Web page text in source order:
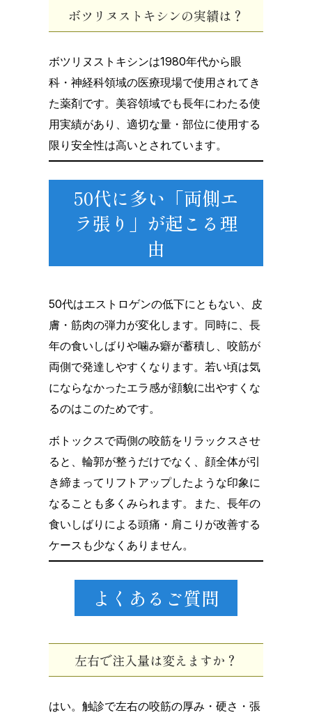
ボツリヌストキシンの実績は？
ボツリヌストキシンは1980年代から眼
科・神経科領域の医療現場で使用されてき
た薬剤です。美容領域でも長年にわたる使
用実績があり、適切な量・部位に使用する
限り安全性は高いとされています。
50代に多い「両側エ
ラ張り」が起こる理
由
50代はエストロゲンの低下にともない、皮
膚・筋肉の弾力が変化します。同時に、長
年の食いしばりや噛み癖が蓄積し、咬筋が
両側で発達しやすくなります。若い頃は気
にならなかったエラ感が顔貌に出やすくな
るのはこのためです。
ボトックスで両側の咬筋をリラックスさせ
ると、輪郭が整うだけでなく、顔全体が引
き締まってリフトアップしたような印象に
なることも多くみられます。また、長年の
食いしばりによる頭痛・肩こりが改善する
ケースも少なくありません。
よくあるご質問
左右で注入量は変えますか？
はい。触診で左右の咬筋の厚み・硬さ・張